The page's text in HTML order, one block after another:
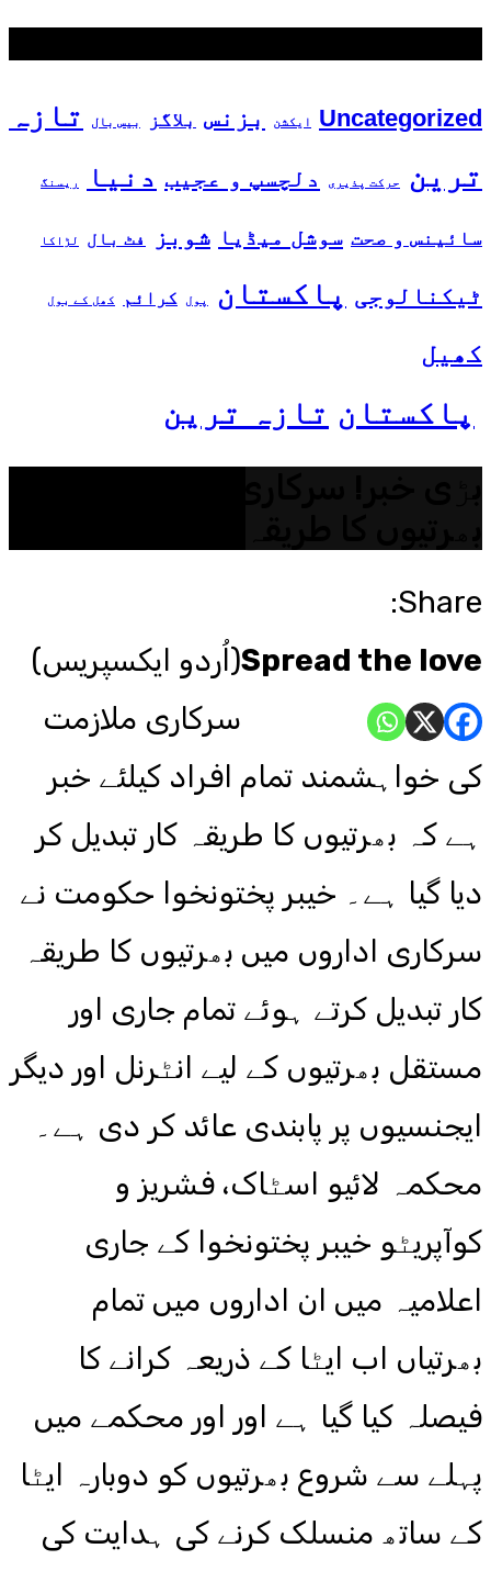
Uncategorized ایکشن بزنس بلاگز بیس بال
تازہ
ترین
حرکت پذیری دلچسپ و عجیب دنیا ریسنگ
سائینس و صحت سوشل میڈیا شوبز فٹ بال لڑاکا
ٹیکنالوجی پاکستان پول کرائم کھل کے بول
کھیل
پاکستان تازہ ترین
Share:
Spread the love(اُردو ایکسپریس)
سرکاری ملازمت
کی خواہشمند تمام افراد کیلئے خبر
ہے کہ بھرتیوں کا طریقہ کار تبدیل کر
دیا گیا ہے۔ خیبر پختونخوا حکومت نے
سرکاری اداروں میں بھرتیوں کا طریقہ
کار تبدیل کرتے ہوئے تمام جاری اور
مستقل بھرتیوں کے لیے انٹرنل اور دیگر
ایجنسیوں پر پابندی عائد کر دی ہے۔
محکمہ لائیو اسٹاک، فشریز و
کوآپریٹو خیبر پختونخوا کے جاری
اعلامیہ میں ان اداروں میں تمام
بھرتیاں اب ایٹا کے ذریعہ کرانے کا
فیصلہ کیا گیا ہے اور اور محکمے میں
پہلے سے شروع بھرتیوں کو دوبارہ ایٹا
کے ساتھ منسلک کرنے کی ہدایت کی